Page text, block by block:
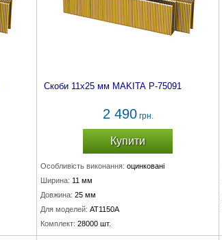
Скоби 11х25 мм MAKITA P-75091
2 490грн.
Купити
Особливість виконання: оцинковані
Ширина: 11 мм
Довжина: 25 мм
Для моделей: AT1150A
Комплект: 28000 шт.